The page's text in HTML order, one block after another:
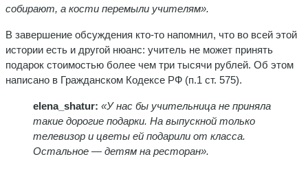
собирают, а кости перемыли учителям».
В завершение обсуждения кто-то напомнил, что во всей этой
истории есть и другой нюанс: учитель не может принять
подарок стоимостью более чем три тысячи рублей. Об этом
написано в Гражданском Кодексе РФ (п.1 ст. 575).
elena_shatur: «У нас бы учительница не приняла
такие дорогие подарки. На выпускной только
телевизор и цветы ей подарили от класса.
Остальное — детям на ресторан».